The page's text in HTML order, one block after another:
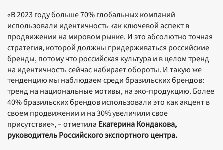
«В 2023 году больше 70% глобальных компаний
использовали идентичность как ключевой аспект в
продвижении на мировом рынке. И это абсолютно точная
стратегия, которой должны придерживаться российские
бренды, потому что российская культура и в целом тренд
на идентичность сейчас набирает обороты. И такую же
тенденцию мы наблюдаем среди бразильских брендов:
тренд на национальные мотивы, на эко-продукцию. Более
40% бразильских брендов использовали это как акцент в
своем продвижении и на 30% увеличили свое
присутствие», – отметила Екатерина Кондакова,
руководитель Российского экспортного центра.